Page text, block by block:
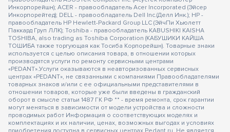
Инкорпорейшн); ACER - правообладатель Acer Incorporated (Эйсер
Инкорпорейтед); DELL - правообладатель Dell Inc.(Делл Инк.); HP -
правообладатель HP Hewlett-Packard Group LLC (ЭйчПи Хьюлетт
Паккард Груп ЛЛК); Toshiba - правообладатель KABUSHIKI KAISHA
TOSHIBA, also trading as Toshiba Corporation (КАБУШИКИ КАЙША
ТОШИБА также торгующая как Тосиба Корпорейшн). Товарные знаки
используется с целью описания товара, в отношении которых
производятся услуги по ремонту сервисными центрами
«PEDANT».Услуги оказываются в неавторизованных сервисных
центрах «PEDANT», не связанными с компаниями Правообладателями
товарных знаков и/или с ее официальными представителями в
отношении товаров, которые уже были введены в гражданский
оборот в смысле статьи 1487 ГК РФ ** - время ремонта, срок гарантии
могут меняться в зависимости от модели устройства и сложности
проводимых работ Информация о соответствующих моделях и
комплектациях и их наличии, ценах, возможных выгодах и условиях